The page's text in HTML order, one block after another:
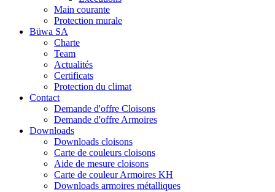
Main courante
Protection murale
Büwa SA
Charte
Team
Actualités
Certificats
Protection du climat
Contact
Demande d'offre Cloisons
Demande d'offre Armoires
Downloads
Downloads cloisons
Carte de couleurs cloisons
Aide de mesure cloisons
Carte de couleur Armoires KH
Downloads armoires métalliques